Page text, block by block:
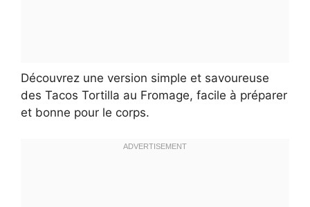
Découvrez une version simple et savoureuse
des Tacos Tortilla au Fromage, facile à préparer
et bonne pour le corps.